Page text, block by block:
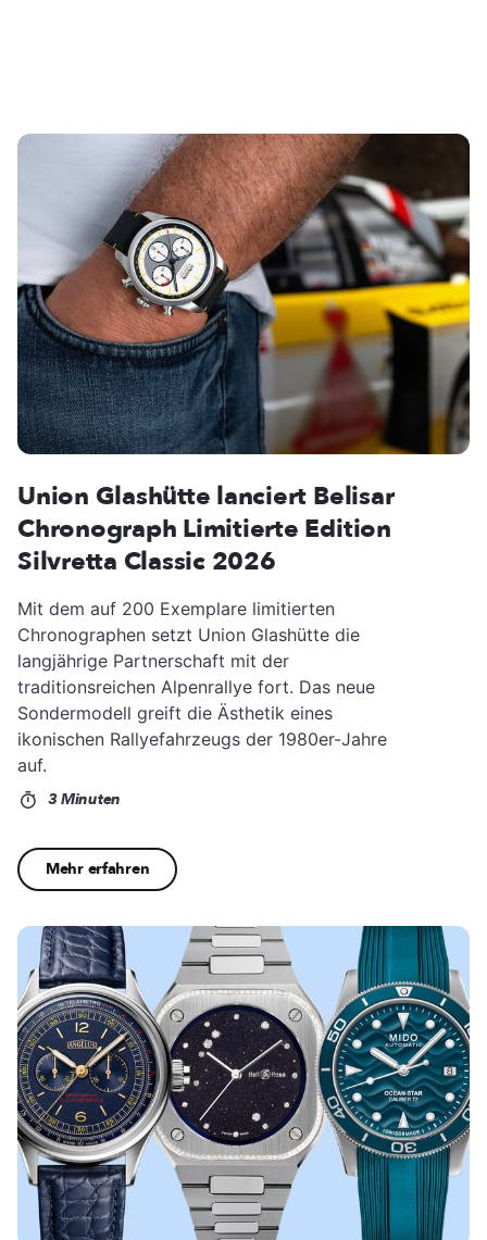
Union Glashütte lanciert Belisar
Chronograph Limitierte Edition
Silvretta Classic 2026
Mit dem auf 200 Exemplare limitierten
Chronographen setzt Union Glashütte die
langjährige Partnerschaft mit der
traditionsreichen Alpenrallye fort. Das neue
Sondermodell greift die Ästhetik eines
ikonischen Rallyefahrzeugs der 1980er-Jahre
auf.
3 Minuten
Mehr erfahren